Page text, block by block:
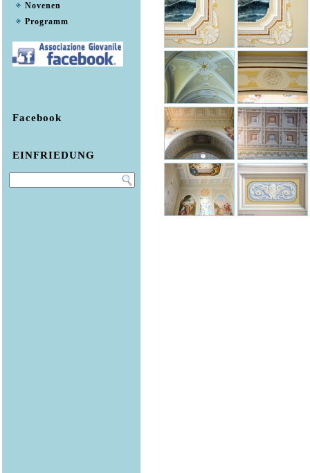
Novenen
Programm
Facebook
EINFRIEDUNG